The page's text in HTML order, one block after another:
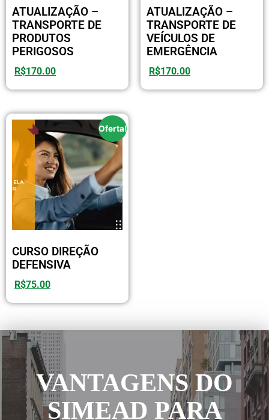
ATUALIZAÇÃO –
TRANSPORTE DE
PRODUTOS
PERIGOSOS
R$170.00
ATUALIZAÇÃO –
TRANSPORTE DE
VEÍCULOS DE
EMERGÊNCIA
R$170.00
Oferta!
CURSO DIREÇÃO
DEFENSIVA
R$75.00
VANTAGENS DO
SIMEAD PARA